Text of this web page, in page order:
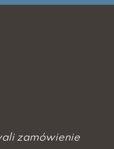
zamówienie